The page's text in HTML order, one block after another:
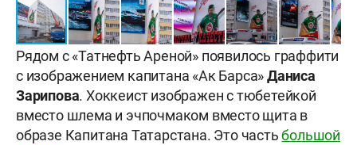
Рядом с «Татнефть Ареной» появилось граффити
с изображением капитана «Ак Барса»Даниса
Зарипова. Хоккеист изображен с тюбетейкой
вместо шлема и эчпочмаком вместо щита в
образе Капитана Татарстана. Это частьбольшой